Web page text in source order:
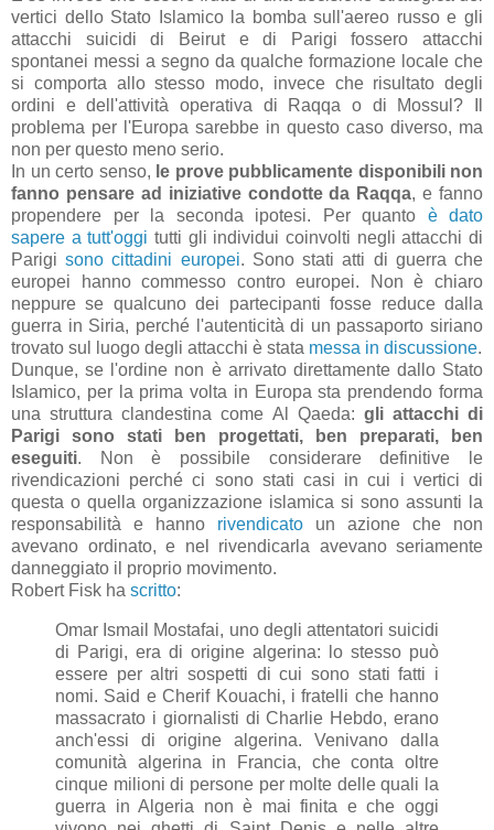
vertici dello Stato Islamico la bomba sull'aereo russo e gli
attacchi suicidi di Beirut e di Parigi fossero attacchi
spontanei messi a segno da qualche formazione locale che
si comporta allo stesso modo, invece che risultato degli
ordini e dell'attività operativa di Raqqa o di Mossul? Il
problema per l'Europa sarebbe in questo caso diverso, ma
non per questo meno serio.
In un certo senso, le prove pubblicamente disponibili non
fanno pensare ad iniziative condotte da Raqqa, e fanno
propendere per la seconda ipotesi. Per quanto è dato
sapere a tutt'oggi tutti gli individui coinvolti negli attacchi di
Parigisono cittadini europei. Sono stati atti di guerra che
europei hanno commesso contro europei. Non è chiaro
neppure se qualcuno dei partecipanti fosse reduce dalla
guerra in Siria, perché l'autenticità di un passaporto siriano
trovato sul luogo degli attacchi è stata messa in discussione.
Dunque, se l'ordine non è arrivato direttamente dallo Stato
Islamico, per la prima volta in Europa sta prendendo forma
una struttura clandestina come Al Qaeda: gli attacchi di
Parigi sono stati ben progettati, ben preparati, ben
eseguiti. Non è possibile considerare definitive le
rivendicazioni perché ci sono stati casi in cui i vertici di
questa o quella organizzazione islamica si sono assunti la
responsabilità e hanno rivendicato un azione che non
avevano ordinato, e nel rivendicarla avevano seriamente
danneggiato il proprio movimento.
Robert Fisk ha scritto:
Omar Ismail Mostafai, uno degli attentatori suicidi
di Parigi, era di origine algerina: lo stesso può
essere per altri sospetti di cui sono stati fatti i
nomi. Said e Cherif Kouachi, i fratelli che hanno
massacrato i giornalisti di Charlie Hebdo, erano
anch'essi di origine algerina. Venivano dalla
comunità algerina in Francia, che conta oltre
cinque milioni di persone per molte delle quali la
guerra in Algeria non è mai finita e che oggi